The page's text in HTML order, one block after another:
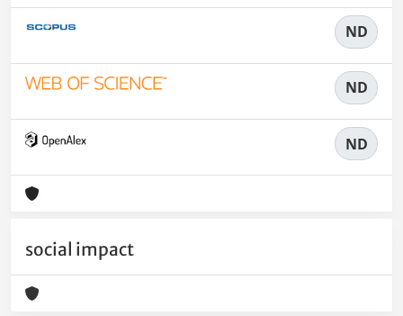
ND
ND
ND
social impact